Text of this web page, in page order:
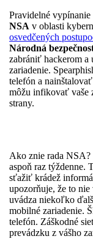
Pravidelné
NSA v oblasti
osvedčených
Národná
zabrániť hackerom a
zariadenie.
telefón a
môžu infikovať vaše
strany.
Ako znie rada NSA?
aspoň raz týždenne.
sťažiť krádež
upozorňuje, že to
uvádza niekoľko
mobilné zariadenie.
telefón. Záškodné
prevádzku z vášho